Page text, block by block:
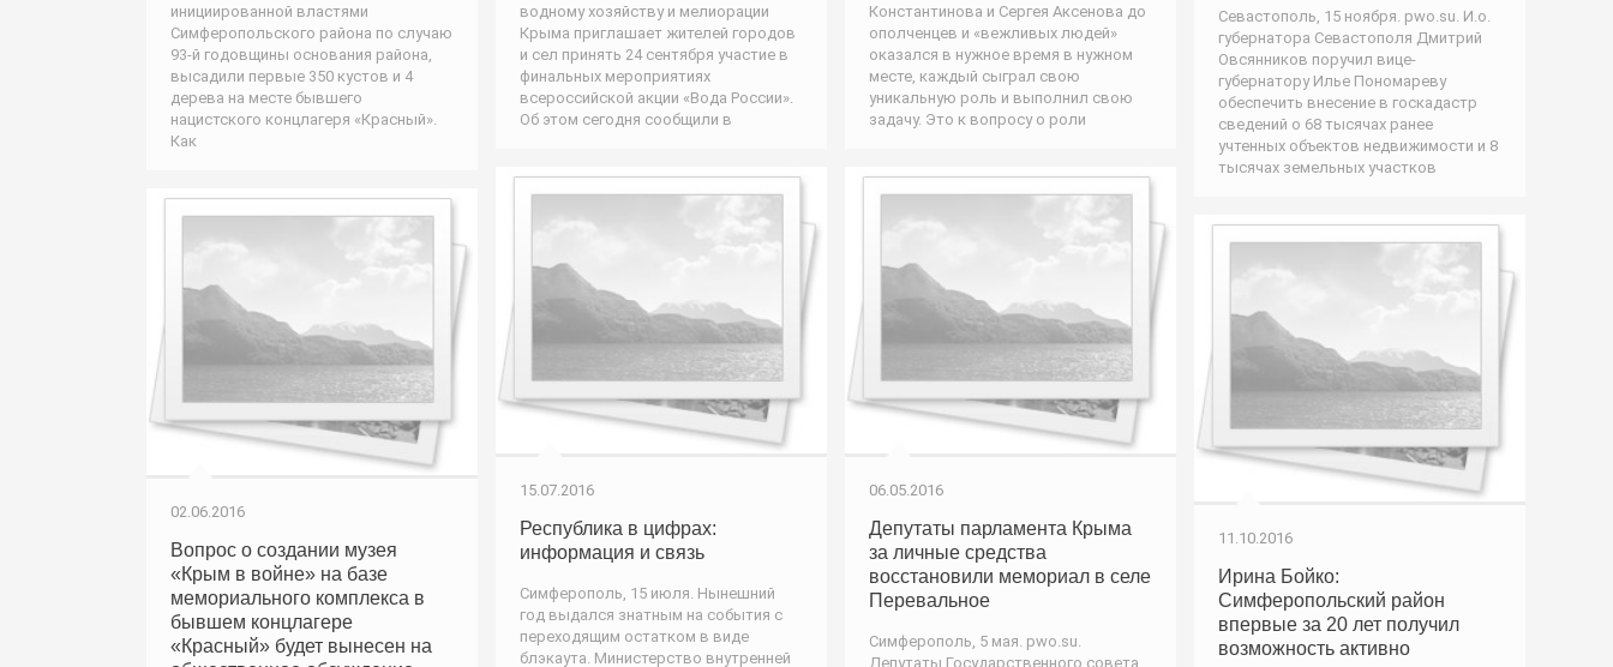
инициированной властями
Симферопольского района по случаю
93-й годовщины основания района,
высадили первые 350 кустов и 4
дерева на месте бывшего
нацистского концлагеря «Красный».
Как
водному хозяйству и мелиорации
Крыма приглашает жителей городов
и сел принять 24 сентября участие в
финальных мероприятиях
всероссийской акции «Вода России».
Об этом сегодня сообщили в
Константинова и Сергея Аксенова до
ополченцев и «вежливых людей»
оказался в нужное время в нужном
месте, каждый сыграл свою
уникальную роль и выполнил свою
задачу. Это к вопросу о роли
Севастополь, 15 ноября. pwo.su. И.о.
губернатора Севастополя Дмитрий
Овсянников поручил вице-
губернатору Илье Пономареву
обеспечить внесение в госкадастр
сведений о 68 тысячах ранее
учтенных объектов недвижимости и 8
тысячах земельных участков
15.07.2016
Республика в цифрах:
информация и связь
Симферополь, 15 июля. Нынешний
год выдался знатным на события с
переходящим остатком в виде
блэкаута. Министерство внутренней
06.05.2016
Депутаты парламента Крыма
за личные средства
восстановили мемориал в селе
Перевальное
Симферополь, 5 мая. pwo.su.
Депутаты Государственного совета
02.06.2016
Вопрос о создании музея
«Крым в войне» на базе
мемориального комплекса в
бывшем концлагере
«Красный» будет вынесен на
11.10.2016
Ирина Бойко:
Симферопольский район
впервые за 20 лет получил
возможность активно